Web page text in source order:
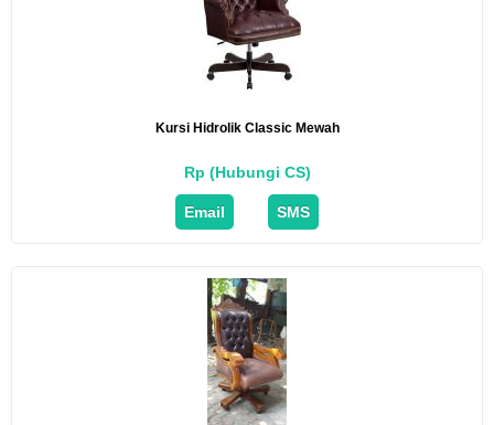
Kursi Hidrolik Classic Mewah
Rp (Hubungi CS)
Email SMS